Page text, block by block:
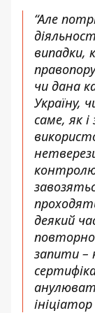
“Але
випадки,
чи дана
Україну,
саме, як
деякий
запити –